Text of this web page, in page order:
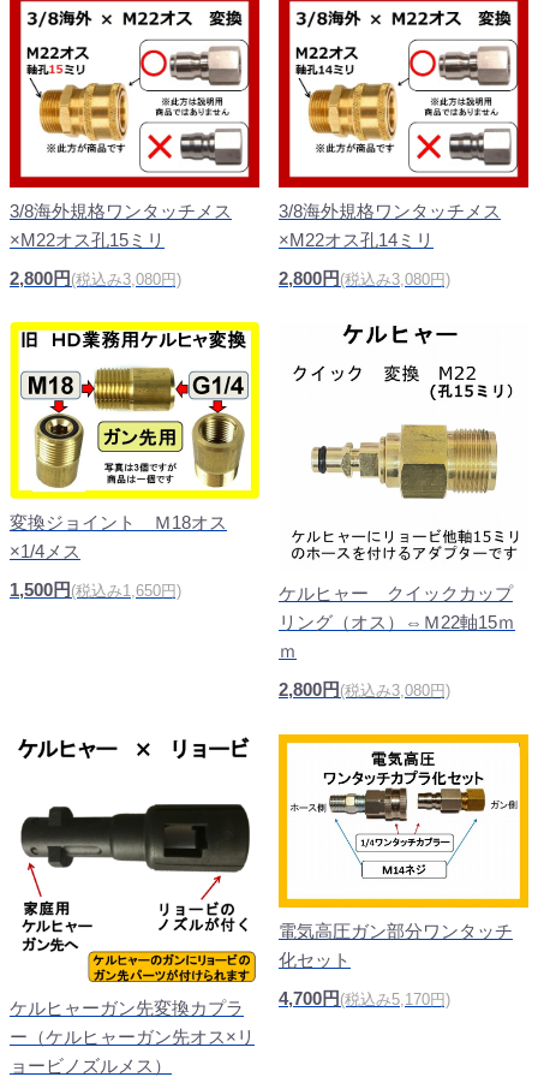
3/8海外規格ワンタッチメス
×M22オス孔15ミリ
2,800円 (税込み3,080円)
3/8海外規格ワンタッチメス
×M22オス孔14ミリ
2,800円 (税込み3,080円)
変換ジョイント Ｍ18オス
×1/4メス
1,500円 (税込み1,650円)
ケルヒャー クイックカップ
リング（オス）⇔Ｍ22軸15ｍ
ｍ
2,800円 (税込み3,080円)
ケルヒャーガン先変換カプラ
ー（ケルヒャーガン先オス×リ
ョービノズルメス）
電気高圧ガン部分ワンタッチ
化セット
4,700円 (税込み5,170円)